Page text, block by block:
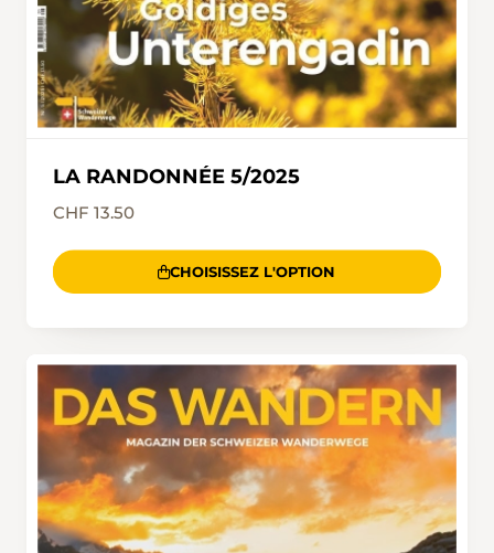
LA RANDONNÉE 5/2025
CHF 13.50
CHOISISSEZ L'OPTION